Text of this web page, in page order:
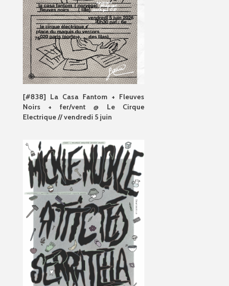
[#838] La Casa Fantom + Fleuves
Noirs + fer/vent @ Le Cirque
Electrique // vendredi 5 juin